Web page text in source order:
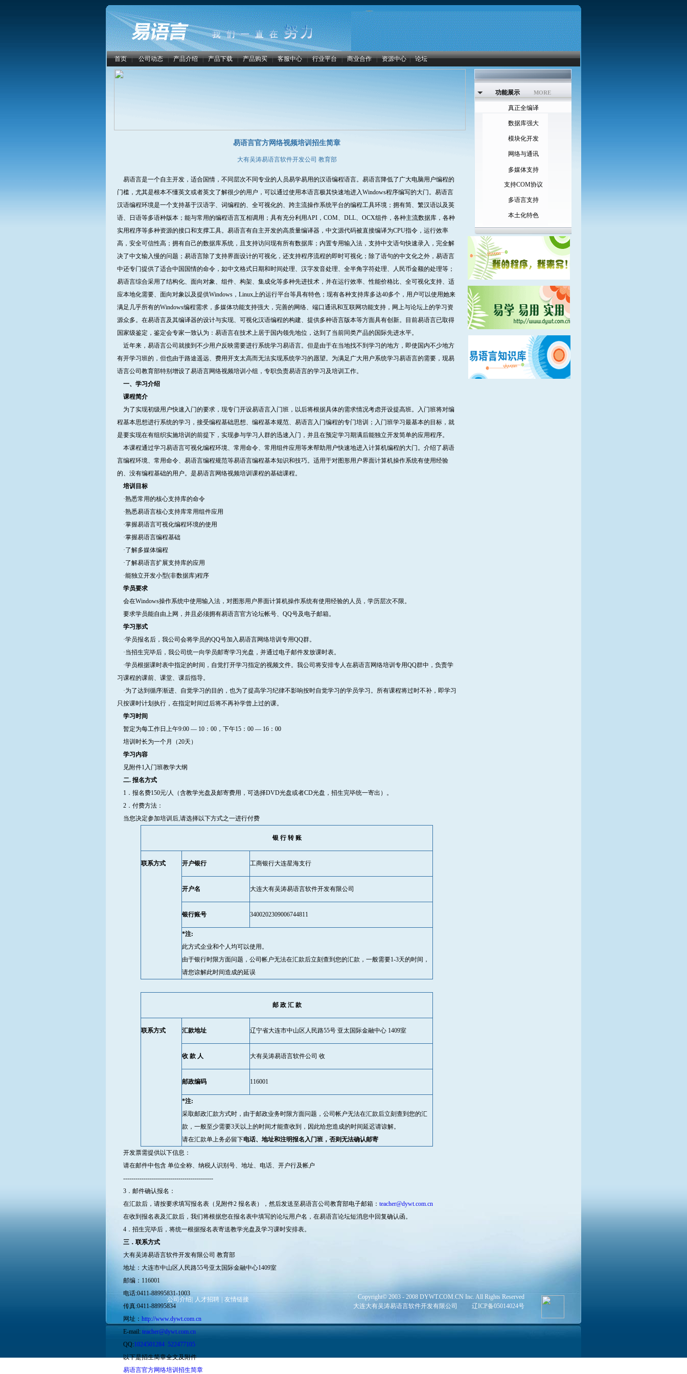
首页 | 公司动态 | 产品介绍 | 产品下载 | 产品购买 | 客服中心 | 行业平台 | 商业合作 | 资源中心 | 论坛
功能展示 MORE
真正全编译
数据库强大
模块化开发
网络与通讯
多媒体支持
支持COM协议
多语言支持
本土化特色
易语言官方网络视频培训招生简章
大有吴涛易语言软件开发公司 教育部
易语言是一个自主开发，适合国情，不同层次不同专业的人员易学易用的汉语编程语言。易语言降低了广大电脑用户编程的
门槛，尤其是根本不懂英文或者英文了解很少的用户，可以通过使用本语言极其快速地进入Windows程序编写的大门。易语言
汉语编程环境是一个支持基于汉语字、词编程的、全可视化的、跨主流操作系统平台的编程工具环境；拥有简、繁汉语以及英
语、日语等多语种版本；能与常用的编程语言互相调用；具有充分利用API，COM、DLL、OCX组件，各种主流数据库，各种
实用程序等多种资源的接口和支撑工具。易语言有自主开发的高质量编译器，中文源代码被直接编译为CPU指令，运行效率
高，安全可信性高；拥有自己的数据库系统，且支持访问现有所有数据库；内置专用输入法，支持中文语句快速录入，完全解
决了中文输入慢的问题；易语言除了支持界面设计的可视化，还支持程序流程的即时可视化；除了语句的中文化之外，易语言
中还专门提供了适合中国国情的命令，如中文格式日期和时间处理、汉字发音处理、全半角字符处理、人民币金额的处理等；
易语言综合采用了结构化、面向对象、组件、构架、集成化等多种先进技术，并在运行效率、性能价格比、全可视化支持、适
应本地化需要、面向对象以及提供Windows，Linux上的运行平台等具有特色；现有各种支持库多达40多个，用户可以使用她来
满足几乎所有的Windows编程需求，多媒体功能支持强大，完善的网络、端口通讯和互联网功能支持，网上与论坛上的学习资
源众多。在易语言及其编译器的设计与实现、可视化汉语编程的构建、提供多种语言版本等方面具有创新。目前易语言已取得
国家级鉴定，鉴定会专家一致认为：易语言在技术上居于国内领先地位，达到了当前同类产品的国际先进水平。
近年来，易语言公司就接到不少用户反映需要进行系统学习易语言。但是由于在当地找不到学习的地方，即使国内不少地方
有开学习班的，但也由于路途遥远、费用开支太高而无法实现系统学习的愿望。为满足广大用户系统学习易语言的需要，现易
语言公司教育部特别增设了易语言网络视频培训小组，专职负责易语言的学习及培训工作。
一、学习介绍
课程简介
为了实现初级用户快速入门的要求，现专门开设易语言入门班，以后将根据具体的需求情况考虑开设提高班。入门班将对编
程基本思想进行系统的学习，接受编程基础思想、编程基本规范、易语言入门编程的专门培训；入门班学习最基本的目标，就
是要实现在有组织实施培训的前提下，实现参与学习人群的迅速入门，并且在预定学习期满后能独立开发简单的应用程序。
本课程通过学习易语言可视化编程环境、常用命令、常用组件应用等来帮助用户快速地进入计算机编程的大门。介绍了易语
言编程环境、常用命令、易语言编程规范等易语言编程基本知识和技巧。适用于对图形用户界面计算机操作系统有使用经验
的、没有编程基础的用户。是易语言网络视频培训课程的基础课程。
培训目标
·熟悉常用的核心支持库的命令
·熟悉易语言核心支持库常用组件应用
·掌握易语言可视化编程环境的使用
·掌握易语言编程基础
·了解多媒体编程
·了解易语言扩展支持库的应用
·能独立开发小型(非数据库)程序
学员要求
会在Windows操作系统中使用输入法，对图形用户界面计算机操作系统有使用经验的人员，学历层次不限。
要求学员能自由上网，并且必须拥有易语言官方论坛帐号、QQ号及电子邮箱。
学习形式
·学员报名后，我公司会将学员的QQ号加入易语言网络培训专用QQ群。
·当招生完毕后，我公司统一向学员邮寄学习光盘，并通过电子邮件发放课时表。
·学员根据课时表中指定的时间，自觉打开学习指定的视频文件。我公司将安排专人在易语言网络培训专用QQ群中，负责学
习课程的课前、课堂、课后指导。
·为了达到循序渐进、自觉学习的目的，也为了提高学习纪律不影响按时自觉学习的学员学习。所有课程将过时不补，即学习
只按课时计划执行，在指定时间过后将不再补学曾上过的课。
学习时间
暂定为每工作日上午9:00 — 10：00，下午15：00 — 16：00
培训时长为一个月（20天）
学习内容
见附件1入门班教学大纲
二. 报名方式
1．报名费150元/人（含教学光盘及邮寄费用，可选择DVD光盘或者CD光盘，招生完毕统一寄出）。
2．付费方法：
当您决定参加培训后,请选择以下方式之一进行付费
银 行 转 账
联系方式 开户银行 工商银行大连星海支行
开户名 大连大有吴涛易语言软件开发有限公司
银行账号 3400202309006744811
*注:
此方式企业和个人均可以使用。
由于银行时限方面问题，公司帐户无法在汇款后立刻查到您的汇款，一般需要1-3天的时间，
请您谅解此时间造成的延误
邮 政 汇 款
联系方式 汇款地址 辽宁省大连市中山区人民路55号 亚太国际金融中心 1409室
收 款 人 大有吴涛易语言软件公司 收
邮政编码 116001
*注:
采取邮政汇款方式时，由于邮政业务时限方面问题，公司帐户无法在汇款后立刻查到您的汇
款，一般至少需要3天以上的时间才能查收到，因此给您造成的时间延迟请谅解。
请在汇款单上务必留下电话、地址和注明报名入门班，否则无法确认邮寄
开发票需提供以下信息：
请在邮件中包含 单位全称、纳税人识别号、地址、电话、开户行及帐户
--------------------------------------------
3．邮件确认报名：
在汇款后，请按要求填写报名表（见附件2 报名表），然后发送至易语言公司教育部电子邮箱： teacher@dywt.com.cn
在收到报名表及汇款后，我们将根据您在报名表中填写的论坛用户名，在易语言论坛短消息中回复确认函。
4．招生完毕后，将统一根据报名表寄送教学光盘及学习课时安排表。
三．联系方式
大有吴涛易语言软件开发有限公司 教育部
地址：大连市中山区人民路55号亚太国际金融中心1409室
邮编：116001
电话:0411-88995831-1003
传真:0411-88995834
网址： http://www.dywt.com.cn
E-mail: teacher@dywt.com.cn
QQ:1024501284 522477105
以下是招生简章全文及附件
易语言官方网络培训招生简章
公司介绍 人才招聘 友情链接
Copyright© 2003 - 2008 DYWT.COM.CN Inc. All Rights Reserved
大连大有吴涛易语言软件开发有限公司
辽ICP备05014024号